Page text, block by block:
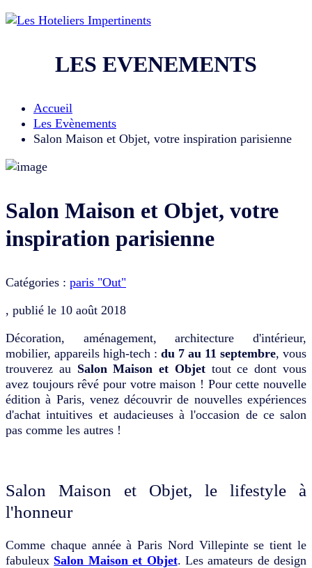
LES EVENEMENTS
Accueil
Les Evènements
Salon Maison et Objet, votre inspiration parisienne
Salon Maison et Objet, votre
inspiration parisienne
Catégories : paris "Out"
, publié le 10 août 2018
Décoration, aménagement, architecture d'intérieur,
mobilier, appareils high-tech : du 7 au 11 septembre, vous
trouverez au Salon Maison et Objettout ce dont vous
avez toujours rêvé pour votre maison ! Pour cette nouvelle
édition à Paris, venez découvrir de nouvelles expériences
d'achat intuitives et audacieuses à l'occasion de ce salon
pas comme les autres !
Salon Maison et Objet, le lifestyle à
l'honneur
Comme chaque année à Paris Nord Villepinte se tient le
fabuleux Salon Maison et Objet. Les amateurs de design